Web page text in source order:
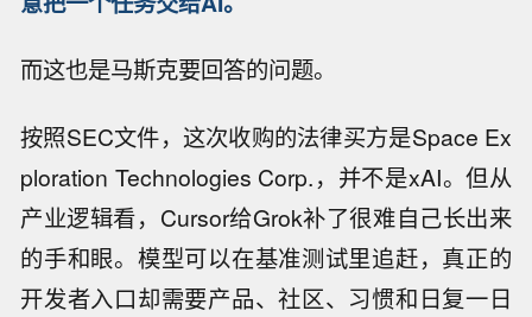
而这也是马斯克要回答的问题。
按照SEC文件，这次收购的法律买方是Space Ex
ploration Technologies Corp.，并不是xAI。但从
产业逻辑看，Cursor给Grok补了很难自己长出来
的手和眼。模型可以在基准测试里追赶，真正的
开发者入口却需要产品、社区、习惯和日复一日